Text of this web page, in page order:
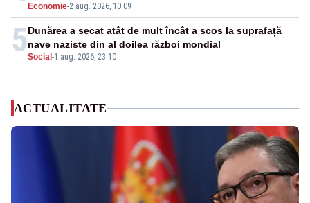
Economie-2 aug. 2026, 10:09
5Social -1 aug. 2026, 23:10
Dunărea a secat atât de mult încât a scos la suprafață
nave naziste din al doilea război mondial
ACTUALITATE